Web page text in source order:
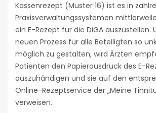
Kassenrezept (Muster 16) ist es in
Praxisverwaltungssystemen
ein E-Rezept für die DiGA auszustellen.
neuen Prozess für alle Beteiligten so
möglich zu gestalten, wird Ärzten
Patienten den Papierausdruck des E-
auszuhändigen und sie auf den
Online-Rezeptservice der „Meine
verweisen.